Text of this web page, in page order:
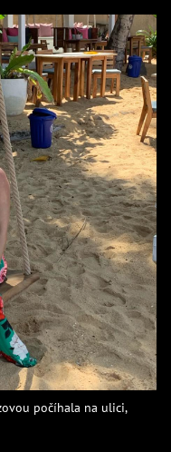
počíhala na ulici,